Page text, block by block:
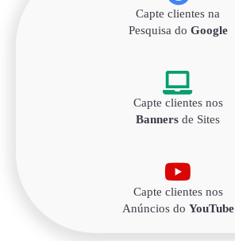
Capte clientes na
Pesquisa do Google
Capte clientes nos
Banners de Sites
Capte clientes nos
Anúncios do YouTube